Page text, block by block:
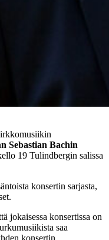
Sebastian Bachin
19 Tulindbergin salissa
konsertin sarjasta,
jokaisessa konsertissa on
saa